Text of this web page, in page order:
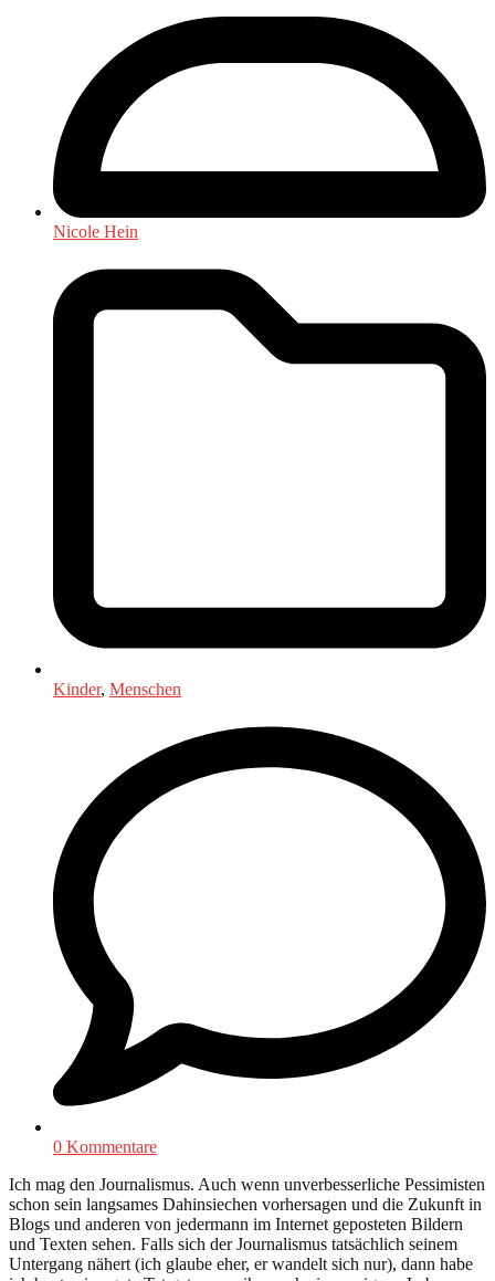
Nicole Hein
Kinder, Menschen
0 Kommentare
Ich mag den Journalismus. Auch wenn unverbesserliche Pessimisten
schon sein langsames Dahinsiechen vorhersagen und die Zukunft in
Blogs und anderen von jedermann im Internet geposteten Bildern
und Texten sehen. Falls sich der Journalismus tatsächlich seinem
Untergang nähert (ich glaube eher, er wandelt sich nur), dann habe